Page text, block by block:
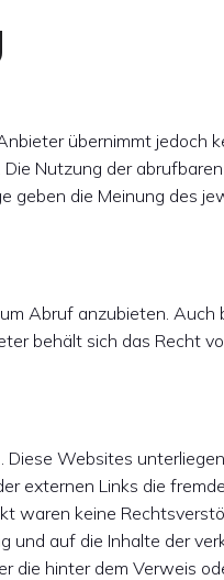
übernimmt jedoch
Nutzung der
geben die Meinung des
Abruf anzubieten. Auch
behält sich das Recht
Diese Websites
externen Links die
waren keine
und auf die Inhalte der
die hinter dem Verweis